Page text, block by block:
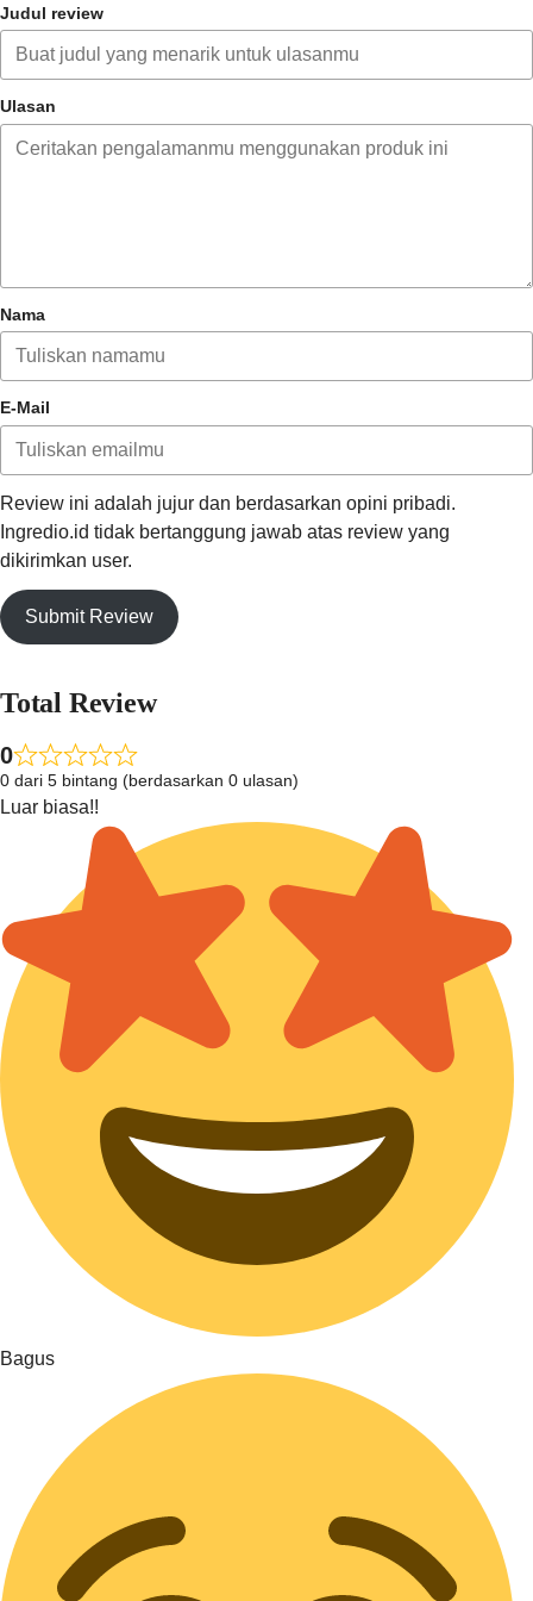
Judul review
Ulasan
Nama
E-Mail
Review ini adalah jujur dan berdasarkan opini pribadi.
Ingredio.id tidak bertanggung jawab atas review yang
dikirimkan user.
Submit Review
Total Review
0
0 dari 5 bintang (berdasarkan 0 ulasan)
Luar biasa!!
Bagus